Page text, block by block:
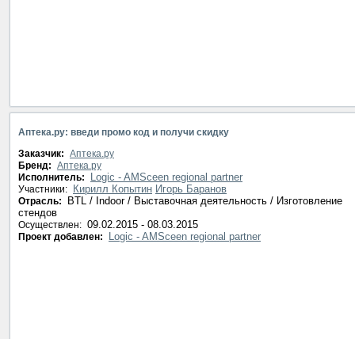
Аптека.ру: введи промо код и получи скидку
Заказчик: Аптека.ру
Бренд: Аптека.ру
Исполнитель:
Logic - AMSceen regional partner
Участники: Кирилл Копытин Игорь Баранов
Отрасль:
BTL / Indoor / Выставочная деятельность / Изготовление
стендов
Осуществлен: 09.02.2015 - 08.03.2015
Проект добавлен: Logic - AMSceen regional partner